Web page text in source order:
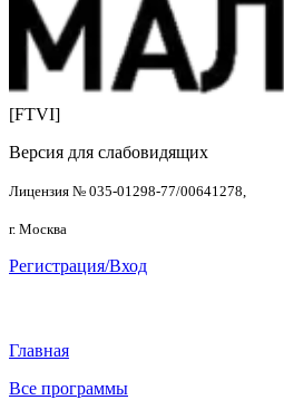
[FTVI]
Версия для слабовидящих
Лицензия № 035-01298-77/00641278,
г. Москва
Регистрация/Вход
Главная
Все программы